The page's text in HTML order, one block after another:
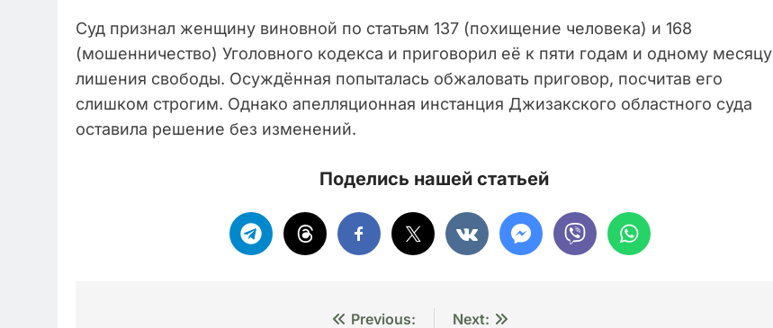
Суд признал женщину виновной по статьям 137 (похищение человека) и 168
(мошенничество) Уголовного кодекса и приговорил её к пяти годам и одному месяцу
лишения свободы. Осуждённая попыталась обжаловать приговор, посчитав его
слишком строгим. Однако апелляционная инстанция Джизакского областного суда
оставила решение без изменений.
Поделись нашей статьей
Previous:
Next: